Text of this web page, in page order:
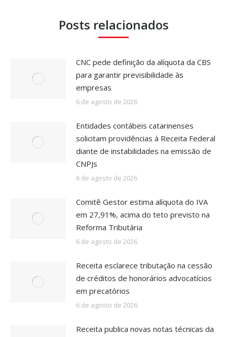
Posts relacionados
CNC pede definição da alíquota da CBS
para garantir previsibilidade às
empresas
6 de agosto de 2026
Entidades contábeis catarinenses
solicitam providências à Receita Federal
diante de instabilidades na emissão de
CNPJs
6 de agosto de 2026
Comitê Gestor estima alíquota do IVA
em 27,91%, acima do teto previsto na
Reforma Tributária
6 de agosto de 2026
Receita esclarece tributação na cessão
de créditos de honorários advocatícios
em precatórios
6 de agosto de 2026
Receita publica novas notas técnicas da